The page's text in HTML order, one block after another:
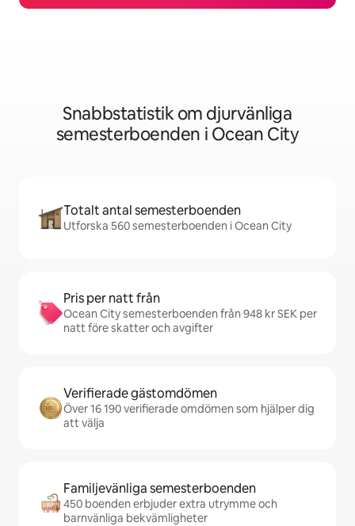
Snabbstatistik om djurvänliga
semesterboenden i Ocean City
Totalt antal semesterboenden
Utforska 560 semesterboenden i Ocean City
Pris per natt från
Ocean City semesterboenden från 948 kr SEK per
natt före skatter och avgifter
Verifierade gästomdömen
Över 16 190 verifierade omdömen som hjälper dig
att välja
Familjevänliga semesterboenden
450 boenden erbjuder extra utrymme och
barnvänliga bekvämligheter